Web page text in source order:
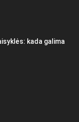
kada galima